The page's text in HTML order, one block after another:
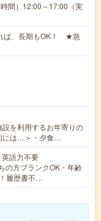
間）12:00～17:00（実
ば、長期もOK！ ★急
を利用するお年寄りの
には…＞・夕食…
語力不要
の方ブランクOK・年齢
履歴書不…